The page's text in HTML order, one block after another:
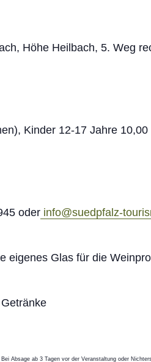
Höhe Heilbach, 5. Weg
Kinder 12-17 Jahre 10,00
oder info@suedpfalz-
eigenes Glas für die
Absage ab 3 Tagen vor der Veranstaltung oder